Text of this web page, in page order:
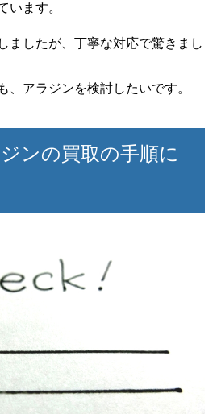
います。
ましたが、丁寧な対応で驚きまし
、アラジンを検討したいです。
ンの買取の手順に